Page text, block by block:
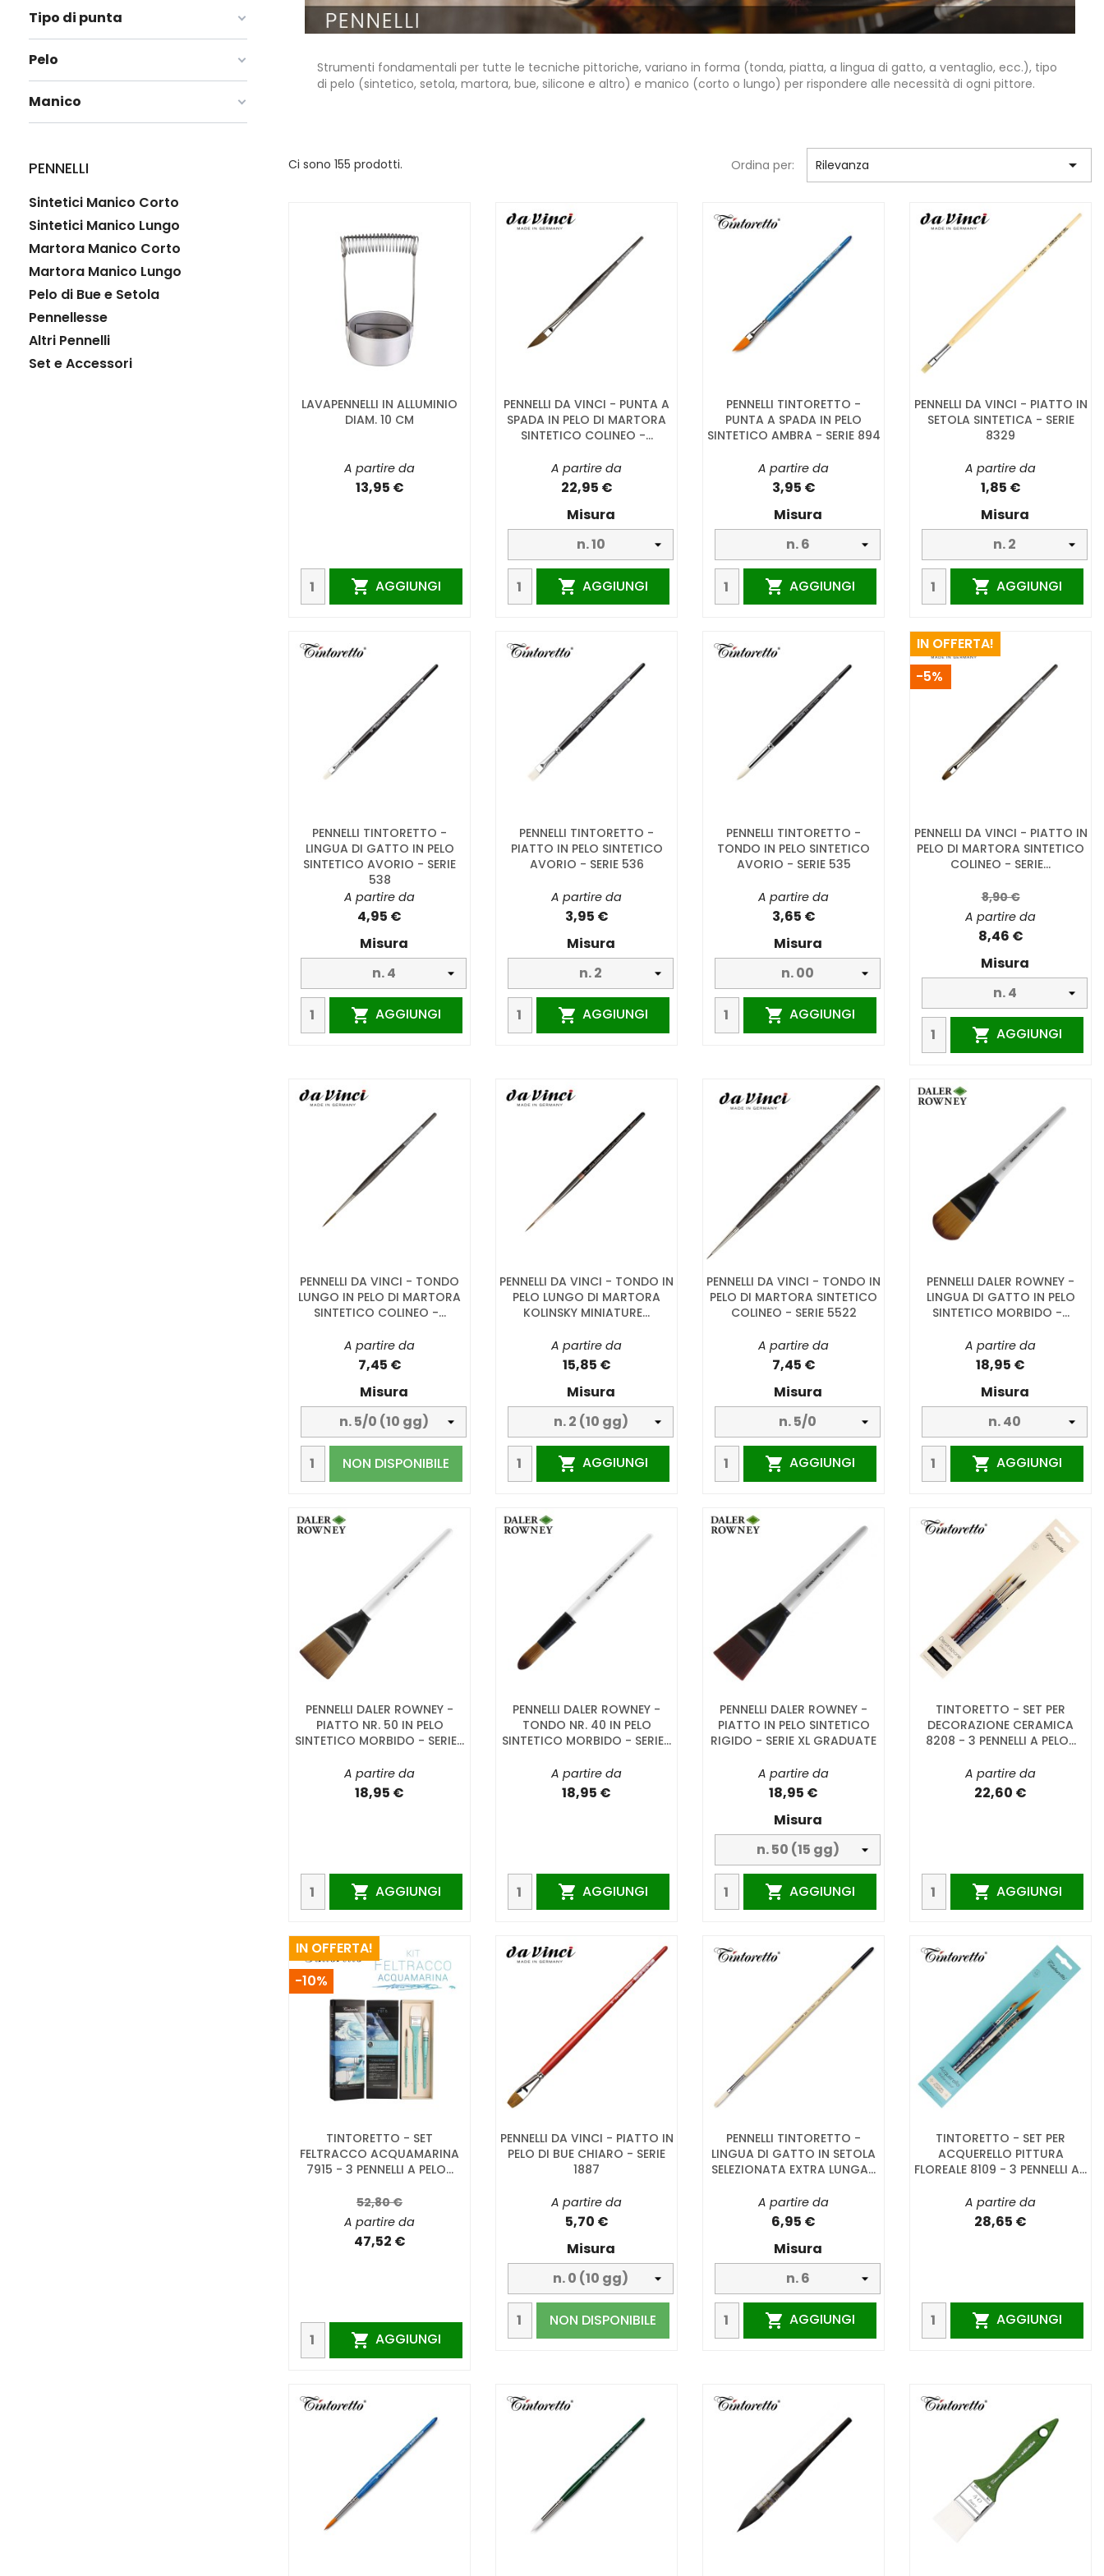
Tipo di punta
Pelo
Manico
PENNELLI
Sintetici Manico Corto
Sintetici Manico Lungo
Martora Manico Corto
Martora Manico Lungo
Pelo di Bue e Setola
Pennellesse
Altri Pennelli
Set e Accessori
Strumenti fondamentali per tutte le tecniche pittoriche, variano in forma (tonda, piatta, a lingua di gatto, a ventaglio, ecc.), tipo
di pelo (sintetico, setola, martora, bue, silicone e altro) e manico (corto o lungo) per rispondere alle necessità di ogni pittore.
Ci sono 155 prodotti. Ordina per: Rilevanza 
LAVAPENNELLI IN ALLUMINIO
DIAM. 10 CM
A partire da
13,95 €
 AGGIUNGI
PENNELLI DA VINCI - PUNTA A
SPADA IN PELO DI MARTORA
SINTETICO COLINEO -...
A partire da
22,95 €
Misura
 AGGIUNGI
PENNELLI TINTORETTO -
PUNTA A SPADA IN PELO
SINTETICO AMBRA - SERIE 894
A partire da
3,95 €
Misura
 AGGIUNGI
PENNELLI DA VINCI - PIATTO IN
SETOLA SINTETICA - SERIE
8329
A partire da
1,85 €
Misura
 AGGIUNGI
PENNELLI TINTORETTO -
LINGUA DI GATTO IN PELO
SINTETICO AVORIO - SERIE
538
A partire da
4,95 €
Misura
 AGGIUNGI
PENNELLI TINTORETTO -
PIATTO IN PELO SINTETICO
AVORIO - SERIE 536
A partire da
3,95 €
Misura
 AGGIUNGI
PENNELLI TINTORETTO -
TONDO IN PELO SINTETICO
AVORIO - SERIE 535
A partire da
3,65 €
Misura
 AGGIUNGI
PENNELLI DA VINCI - PIATTO IN
PELO DI MARTORA SINTETICO
COLINEO - SERIE...
8,90 €
A partire da
8,46 €
Misura
 AGGIUNGI
IN OFFERTA!
-5%
PENNELLI DA VINCI - TONDO
LUNGO IN PELO DI MARTORA
SINTETICO COLINEO -...
A partire da
7,45 €
Misura
NON DISPONIBILE
PENNELLI DA VINCI - TONDO IN
PELO LUNGO DI MARTORA
KOLINSKY MINIATURE...
A partire da
15,85 €
Misura
 AGGIUNGI
PENNELLI DA VINCI - TONDO IN
PELO DI MARTORA SINTETICO
COLINEO - SERIE 5522
A partire da
7,45 €
Misura
 AGGIUNGI
PENNELLI DALER ROWNEY -
LINGUA DI GATTO IN PELO
SINTETICO MORBIDO -...
A partire da
18,95 €
Misura
 AGGIUNGI
PENNELLI DALER ROWNEY -
PIATTO NR. 50 IN PELO
SINTETICO MORBIDO - SERIE...
A partire da
18,95 €
 AGGIUNGI
PENNELLI DALER ROWNEY -
TONDO NR. 40 IN PELO
SINTETICO MORBIDO - SERIE...
A partire da
18,95 €
 AGGIUNGI
PENNELLI DALER ROWNEY -
PIATTO IN PELO SINTETICO
RIGIDO - SERIE XL GRADUATE
A partire da
18,95 €
Misura
 AGGIUNGI
TINTORETTO - SET PER
DECORAZIONE CERAMICA
8208 - 3 PENNELLI A PELO...
A partire da
22,60 €
 AGGIUNGI
TINTORETTO - SET
FELTRACCO ACQUAMARINA
7915 - 3 PENNELLI A PELO...
52,80 €
A partire da
47,52 €
 AGGIUNGI
IN OFFERTA!
-10%
PENNELLI DA VINCI - PIATTO IN
PELO DI BUE CHIARO - SERIE
1887
A partire da
5,70 €
Misura
NON DISPONIBILE
PENNELLI TINTORETTO -
LINGUA DI GATTO IN SETOLA
SELEZIONATA EXTRA LUNGA...
A partire da
6,95 €
Misura
 AGGIUNGI
TINTORETTO - SET PER
ACQUERELLO PITTURA
FLOREALE 8109 - 3 PENNELLI A...
A partire da
28,65 €
 AGGIUNGI